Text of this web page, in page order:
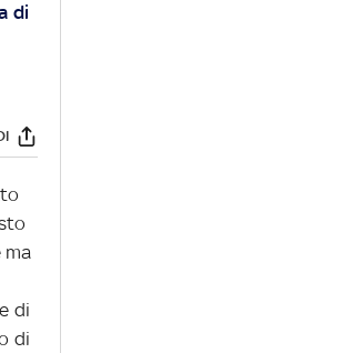
di
ma
di
di